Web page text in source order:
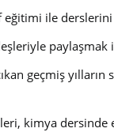
eğitimi ile
geçmiş yılların
kimya